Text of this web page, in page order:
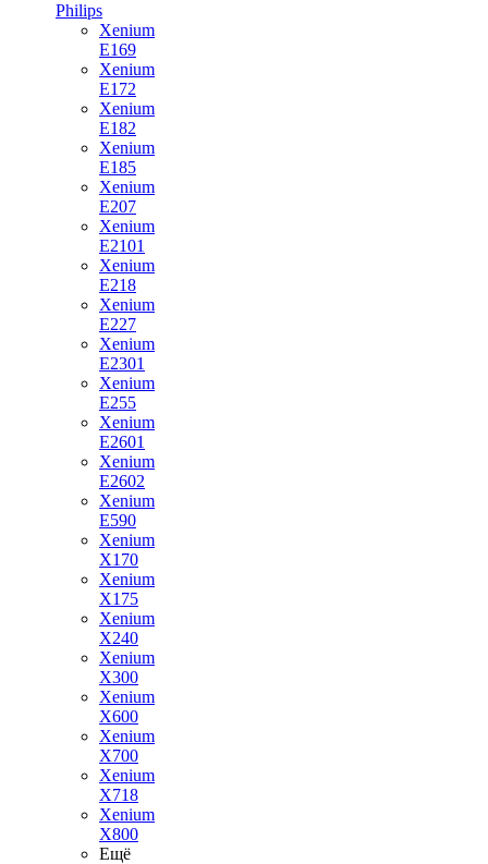
Philips
Xenium
E169
Xenium
E172
Xenium
E182
Xenium
E185
Xenium
E207
Xenium
E2101
Xenium
E218
Xenium
E227
Xenium
E2301
Xenium
E255
Xenium
E2601
Xenium
E2602
Xenium
E590
Xenium
X170
Xenium
X175
Xenium
X240
Xenium
X300
Xenium
X600
Xenium
X700
Xenium
X718
Xenium
X800
Ещё